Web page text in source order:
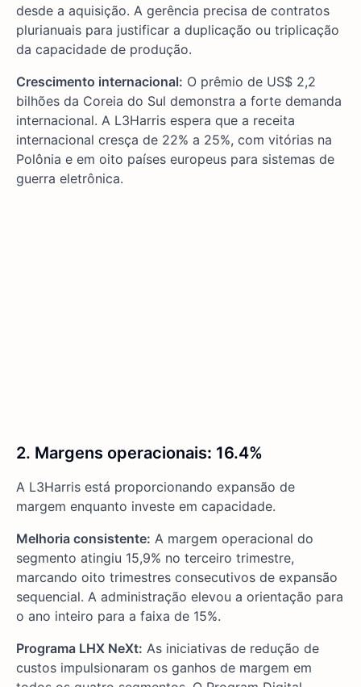
desde a aquisição. A gerência precisa de contratos
plurianuais para justificar a duplicação ou triplicação
da capacidade de produção.
Crescimento internacional: O prêmio de US$ 2,2
bilhões da Coreia do Sul demonstra a forte demanda
internacional. A L3Harris espera que a receita
internacional cresça de 22% a 25%, com vitórias na
Polônia e em oito países europeus para sistemas de
guerra eletrônica.
2. Margens operacionais: 16.4%
A L3Harris está proporcionando expansão de
margem enquanto investe em capacidade.
Melhoria consistente: A margem operacional do
segmento atingiu 15,9% no terceiro trimestre,
marcando oito trimestres consecutivos de expansão
sequencial. A administração elevou a orientação para
o ano inteiro para a faixa de 15%.
Programa LHX NeXt: As iniciativas de redução de
custos impulsionaram os ganhos de margem em